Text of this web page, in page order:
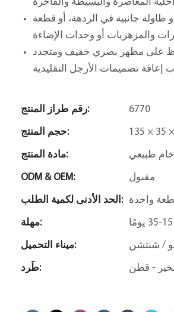
جانبية في الردهة، أو قطعة
على مظهر بصري خفيف ومتجدد
رقم طراز المنتج: 6770
حجم المنتج:
مادة المنتج: طبيعي
ODM & OEM: مقبول
الحد الأدنى لكمية الطلب: واحدة
مهلة:
ميناء التحميل: / شنتشن
طَرد: